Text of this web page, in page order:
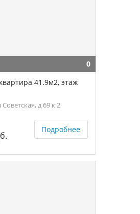
0
41.9м2, этаж
д 69 к 2
Подробнее